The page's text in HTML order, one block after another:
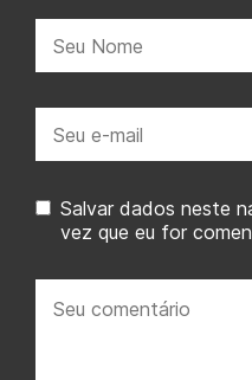
mail:
Salvar dados neste
vez que eu for
comentário: